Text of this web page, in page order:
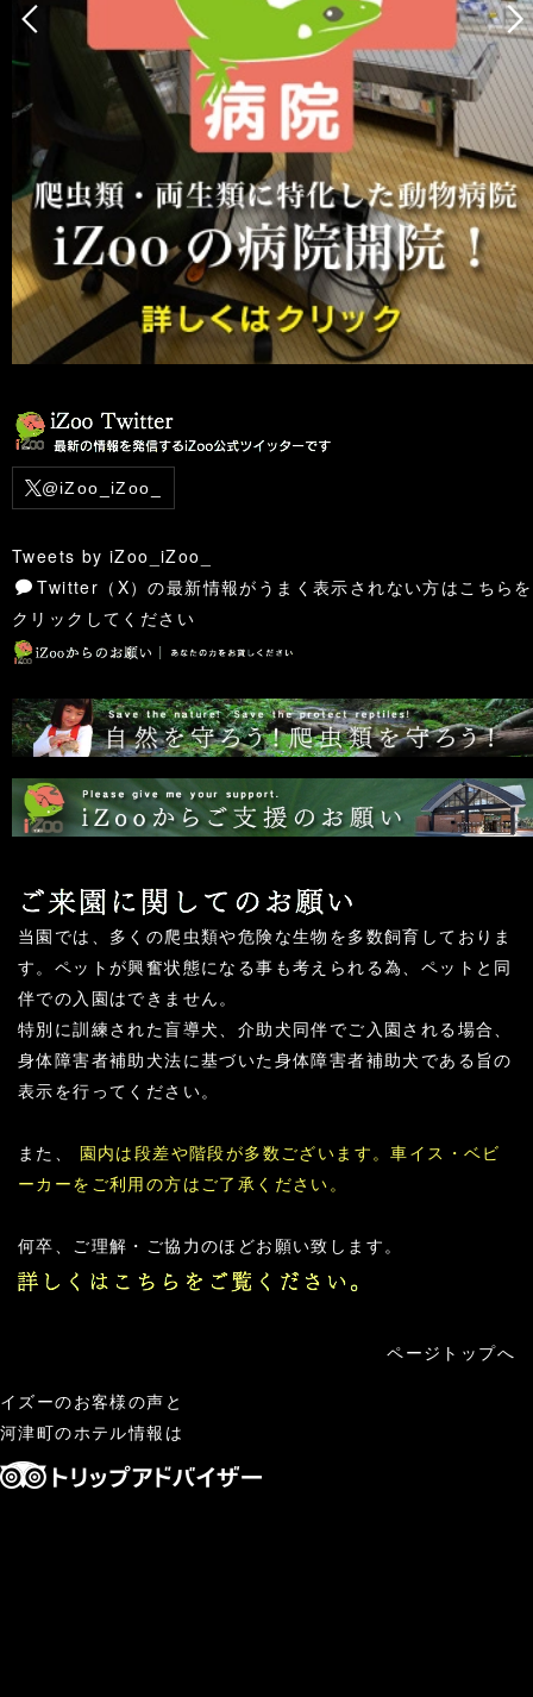
@iZoo_iZoo_
Tweets by iZoo_iZoo_
Twitter（X）の最新情報がうまく表示されない方はこちらを
クリックしてください
当園では、多くの爬虫類や危険な生物を多数飼育しておりま
す。ペットが興奮状態になる事も考えられる為、ペットと同
伴での入園はできません。
特別に訓練された盲導犬、介助犬同伴でご入園される場合、
身体障害者補助犬法に基づいた身体障害者補助犬である旨の
表示を行ってください。
また、
園内は段差や階段が多数ございます。車イス・ベビ
ーカーをご利用の方はご了承ください。
何卒、ご理解・ご協力のほどお願い致します。
ページトップへ
イズーのお客様の声と
河津町のホテル情報は